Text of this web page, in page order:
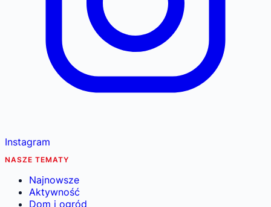
Instagram
NASZE TEMATY
Najnowsze
Aktywność
Dom i ogród